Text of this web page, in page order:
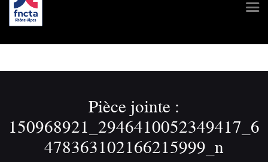
Pièce jointe :
150968921_2946410052349417_6
478363102166215999_n